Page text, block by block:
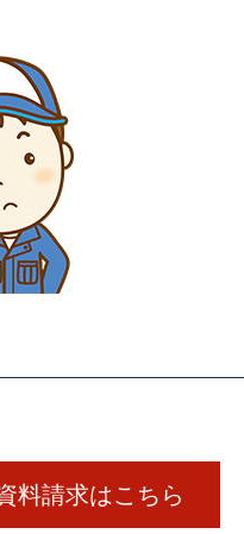
料請求はこちら